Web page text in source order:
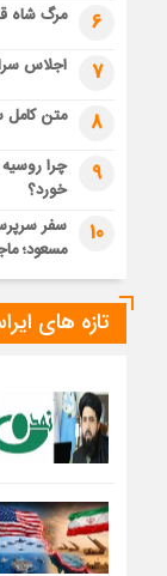
6 مرگ شاه
7 اجلاس
8 متن کامل
9
چرا
خورد؟
10
سفر
مسعود؛
تازه های